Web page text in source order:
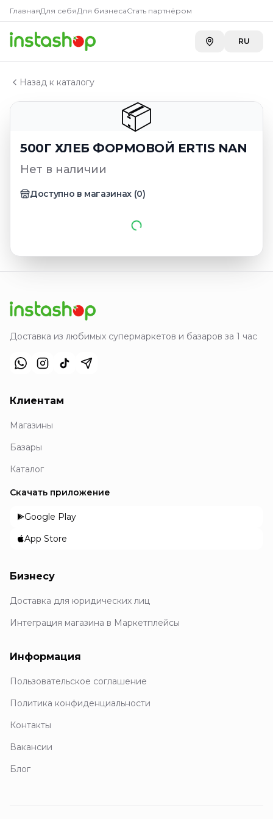
ГлавнаяДля себяДля бизнесаСтать партнёром
RU
Назад к каталогу
📦
500Г ХЛЕБ ФОРМОВОЙ ERTIS NAN
Нет в наличии
Доступно в магазинах (0)
Главная
Каталог
500Г ХЛЕБ ФОРМОВОЙ ERTIS NAN
Доставка из любимых супермаркетов и базаров за 1 час
Клиентам
Магазины
Базары
Каталог
Скачать приложение
Google Play
App Store
Бизнесу
Доставка для юридических лиц
Интеграция магазина в Маркетплейсы
Информация
Пользовательское соглашение
Политика конфиденциальности
Контакты
Вакансии
Блог